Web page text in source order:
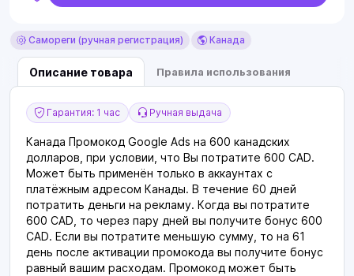
Самореги (ручная регистрация) Канада
Описание товара Правила использования
Гарантия: 1 час Ручная выдача
Канада Промокод Google Ads на 600 канадских
долларов, при условии, что Вы потратите 600 CAD.
Может быть применён только в аккаунтах с
платёжным адресом Канады. В течение 60 дней
потратить деньги на рекламу. Когда вы потратите
600 CAD, то через пару дней вы получите бонус 600
CAD. Если вы потратите меньшую сумму, то на 61
день после активации промокода вы получите бонус
равный вашим расходам. Промокод может быть